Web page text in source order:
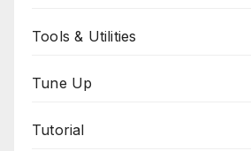
Tools & Utilities
Tune Up
Tutorial